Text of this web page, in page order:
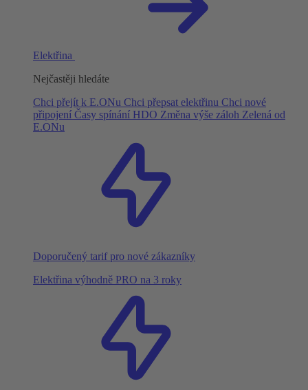
Elektřina
Nejčastěji hledáte
Chci přejít k E.ONu Chci přepsat elektřinu Chci nové
připojení Časy spínání HDO Změna výše záloh Zelená od
E.ONu
Doporučený tarif pro nové zákazníky
Elektřina výhodně PRO na 3 roky